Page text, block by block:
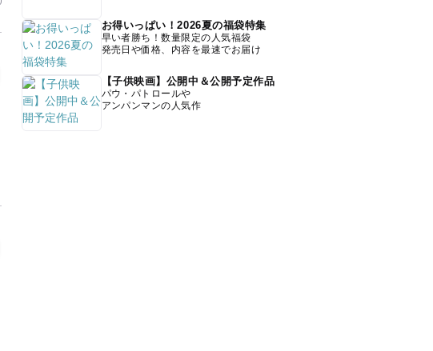
お得いっぱい！2026夏の福袋特集
早い者勝ち！数量限定の人気福袋
発売日や価格、内容を最速でお届け
【子供映画】公開中＆公開予定作品
パウ・パトロールや
アンパンマンの人気作